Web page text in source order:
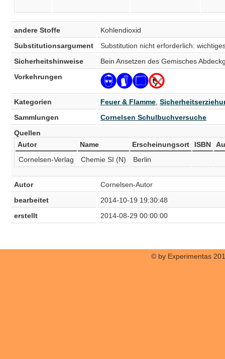
andere Stoffe
Kohlendioxid
Substitutionsargument
Substitution nicht erforderlich:
Sicherheitshinweise
Bein Ansetzen des Gemisches
Vorkehrungen
Kategorien Feuer & Flamme
Sammlungen
Cornelsen Schulbuchversuche
Quellen
Autor
Name Erscheinungsort ISBN
Cornelsen-Verlag
Chemie SI (N) Berlin
Autor
Cornelsen-Autor
bearbeitet
2014-10-19 19:30:48
erstellt
2014-08-29 00:00:00
© by Experimentas